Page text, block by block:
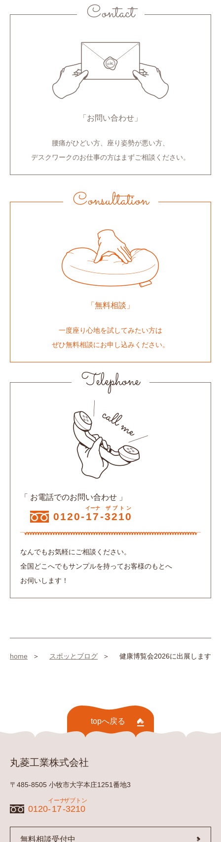
Contact
「お問い合わせ」
腰痛がひどい方、座り姿勢が悪い方、
デスクワークのお仕事の方はまずご相談ください。
Consultation
「無料相談」
一度座り心地を試してみたい方は
ぜひ無料相談にお申し込みください。
Telephone
「 お電話でのお問い合わせ 」
0120-17
イーナ
-3210
ザブトン
なんでもお気軽にご相談ください。
全国どこへでもサンプルを持ってお客様のもとへ
お伺いします！
home スポッとブログ 健康博覧会2026に出展します
topへ戻る
丸菱工業株式会社
〒485-8505 小牧市大字本庄1251番地3
0120-17
イーナ
-3210
ザブトン
無料相談受付中